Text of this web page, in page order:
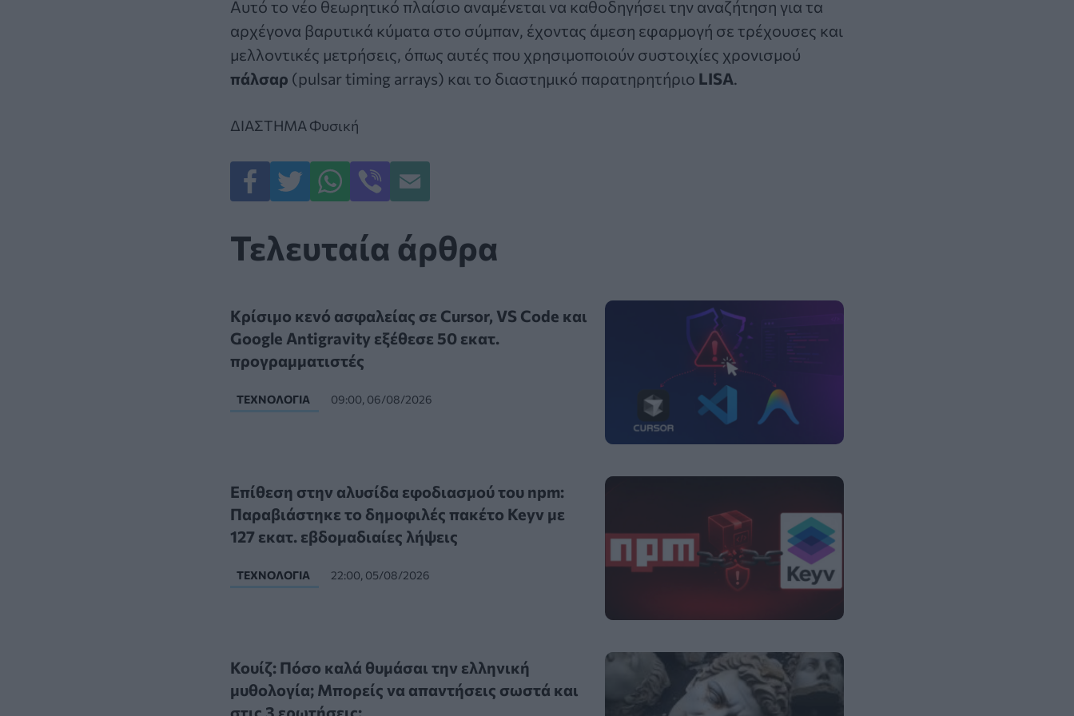
Αυτό το νέο θεωρητικό πλαίσιο αναμένεται να καθοδηγήσει την αναζήτηση για τα
αρχέγονα βαρυτικά κύματα στο σύμπαν, έχοντας άμεση εφαρμογή σε τρέχουσες και
μελλοντικές μετρήσεις, όπως αυτές που χρησιμοποιούν συστοιχίες χρονισμού
πάλσαρ (pulsar timing arrays) και το διαστημικό παρατηρητήριο LISA.
ΔΙΑΣΤΗΜΑ Φυσική
Τελευταία άρθρα
Κρίσιμο κενό ασφαλείας σε Cursor, VS Code και
Google Antigravity εξέθεσε 50 εκατ.
προγραμματιστές
ΤΕΧΝΟΛΟΓΊΑ 09:00, 06/08/2026
Επίθεση στην αλυσίδα εφοδιασμού του npm:
Παραβιάστηκε το δημοφιλές πακέτο Keyv με
127 εκατ. εβδομαδιαίες λήψεις
ΤΕΧΝΟΛΟΓΊΑ 22:00, 05/08/2026
Κουίζ: Πόσο καλά θυμάσαι την ελληνική
μυθολογία; Μπορείς να απαντήσεις σωστά και
στις 3 ερωτήσεις;